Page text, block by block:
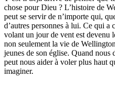
chose pour Dieu ? L’histoire de
peut se servir de n’importe qui,
d’autres personnes à lui. Ce qui
volant un jour de vent est devenu
non seulement la vie de
jeunes de son église. Quand
peut nous aider à voler plus haut
imaginer.